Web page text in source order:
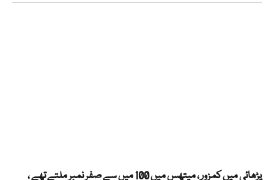
پڑھائی میں کمزور ، میتھس میں 100 میں سے صفر نمبر ملتے تھے ،